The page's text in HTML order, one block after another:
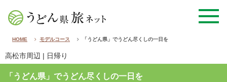
HOME モデルコース 「うどん県」でうどん尽くしの一日を
高松市周辺 | 日帰り
「うどん県」でうどん尽くしの一日を